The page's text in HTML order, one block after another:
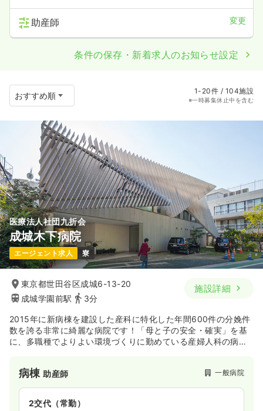
助産師 変更
条件の保存・新着求人のお知らせ設定
1-20件 / 104施設
※一時募集休止中を含む
医療法人社団九折会
成城木下病院
エージェント求人 寮
東京都世田谷区成城6-13-20
成城学園前駅
3分
施設詳細
2015年に新病棟を建設した産科に特化した年間600件の分娩件
数を誇る非常に綺麗な病院です！「母と子の安全・確実」を基
に、多職種でよりよい環境づくりに勤めている産婦人科の病院
病棟 助産師 一般病院
2交代（常勤）